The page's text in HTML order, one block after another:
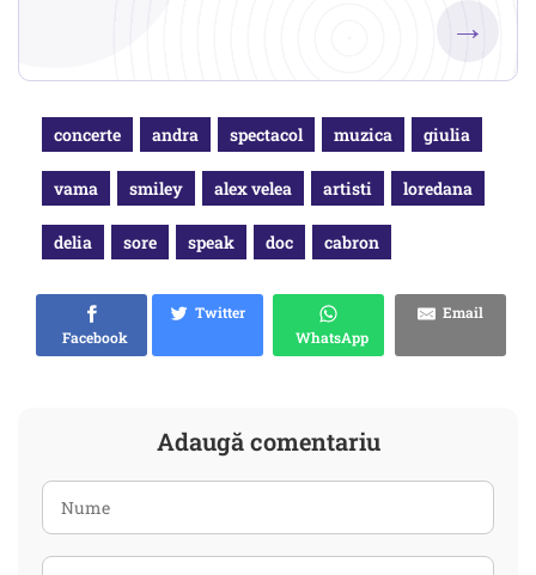
→
concerte andra spectacol muzica giulia
vama smiley alex velea artisti loredana
delia sore speak doc cabron
Facebook
Twitter
WhatsApp
Email
Adaugă comentariu